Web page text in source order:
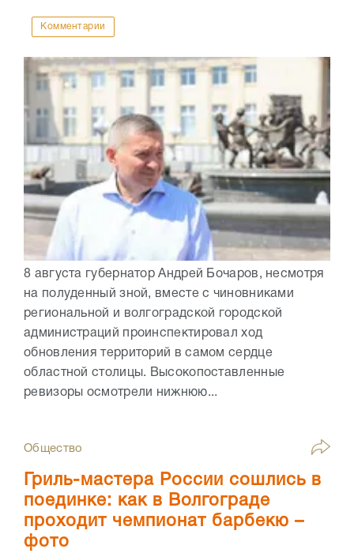
Комментарии
8 августа губернатор Андрей Бочаров, несмотря
на полуденный зной, вместе с чиновниками
региональной и волгоградской городской
администраций проинспектировал ход
обновления территорий в самом сердце
областной столицы. Высокопоставленные
ревизоры осмотрели нижнюю...
Общество
Гриль-мастера России сошлись в
поединке: как в Волгограде
проходит чемпионат барбекю –
фото